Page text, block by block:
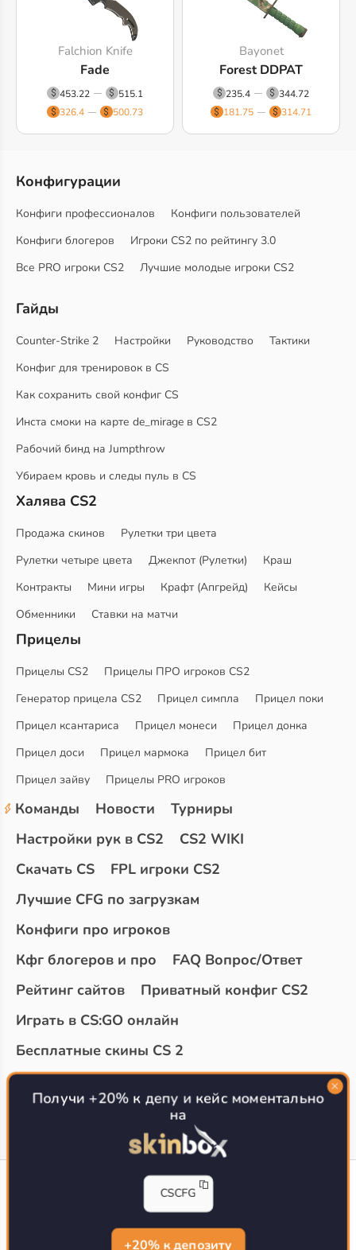
Falchion Knife
Fade
453.22
515.1
326.4
500.73
Bayonet
Forest DDPAT
235.4
344.72
181.75
314.71
Конфигурации
Конфиги профессионалов
Конфиги пользователей
Конфиги блогеров
Игроки CS2 по рейтингу 3.0
Все PRO игроки CS2
Лучшие молодые игроки CS2
Гайды
Counter-Strike 2 Настройки Руководство
Тактики
Конфиг для тренировок в CS
Как сохранить свой конфиг CS
Инста смоки на карте de_mirage в CS2
Рабочий бинд на Jumpthrow
Убираем кровь и следы пуль в CS
Халява CS2
Продажа скинов
Рулетки три цвета
Рулетки четыре цвета
Джекпот (Рулетки)
Краш
Контракты
Мини игры Крафт (Апгрейд)
Кейсы
Обменники
Ставки на матчи
Прицелы
Прицелы CS2
Прицелы ПРО игроков CS2
Генератор прицела CS2
Прицел симпла
Прицел поки
Прицел ксантариса
Прицел монеси
Прицел донка
Прицел доси
Прицел мармока
Прицел бит
Прицел зайву
Прицелы PRO игроков
Команды Новости
Турниры
Настройки рук в CS2
CS2 WIKI
Скачать CS
FPL игроки CS2
Лучшие CFG по загрузкам
Конфиги про игроков
Кфг блогеров и про
FAQ Вопрос/Ответ
Рейтинг сайтов
Приватный конфиг CS2
Играть в CS:GO онлайн
Бесплатные скины CS 2
Топ сайтов с халявой КС 2
О проекте
CS-CONFIG.com © 2020-2026 г.
Политика конфиденциальности
Получи +20% к депу и кейс моментально
на
CSCFG
+20% к депозиту